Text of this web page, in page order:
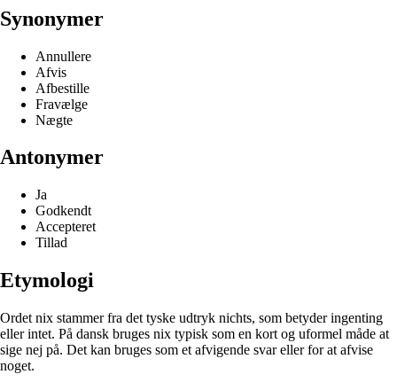
Synonymer
Annullere
Afvis
Afbestille
Fravælge
Nægte
Antonymer
Ja
Godkendt
Accepteret
Tillad
Etymologi
Ordet nix stammer fra det tyske udtryk nichts, som betyder ingenting
eller intet. På dansk bruges nix typisk som en kort og uformel måde at
sige nej på. Det kan bruges som et afvigende svar eller for at afvise
noget.